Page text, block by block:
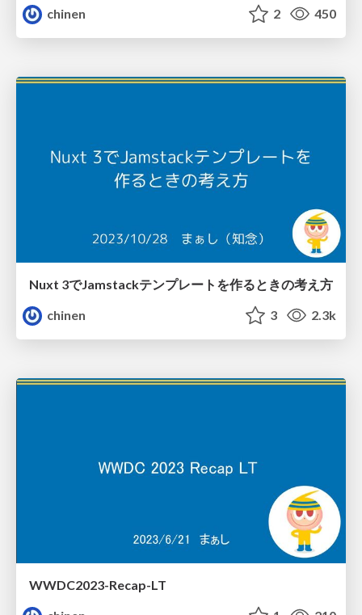
chinen
2 450
Nuxt 3でJamstackテンプレートを作るときの考え方
chinen
3 2.3k
WWDC2023-Recap-LT